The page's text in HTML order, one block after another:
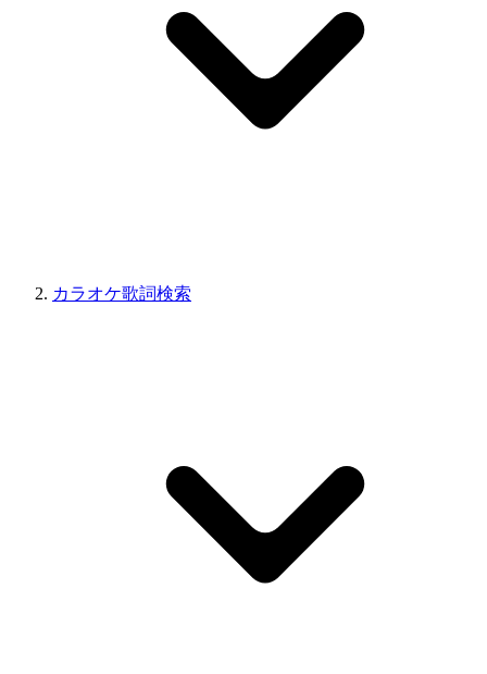
カラオケ歌詞検索